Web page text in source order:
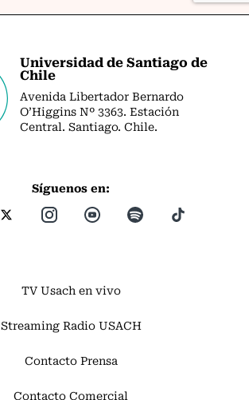
Universidad de Santiago de
Chile
Avenida Libertador Bernardo
O’Higgins Nº 3363. Estación
Central. Santiago. Chile.
Síguenos en:
TV Usach en vivo
Streaming Radio USACH
Contacto Prensa
Contacto Comercial